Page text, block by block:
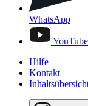
WhatsApp
YouTube
Hilfe
Kontakt